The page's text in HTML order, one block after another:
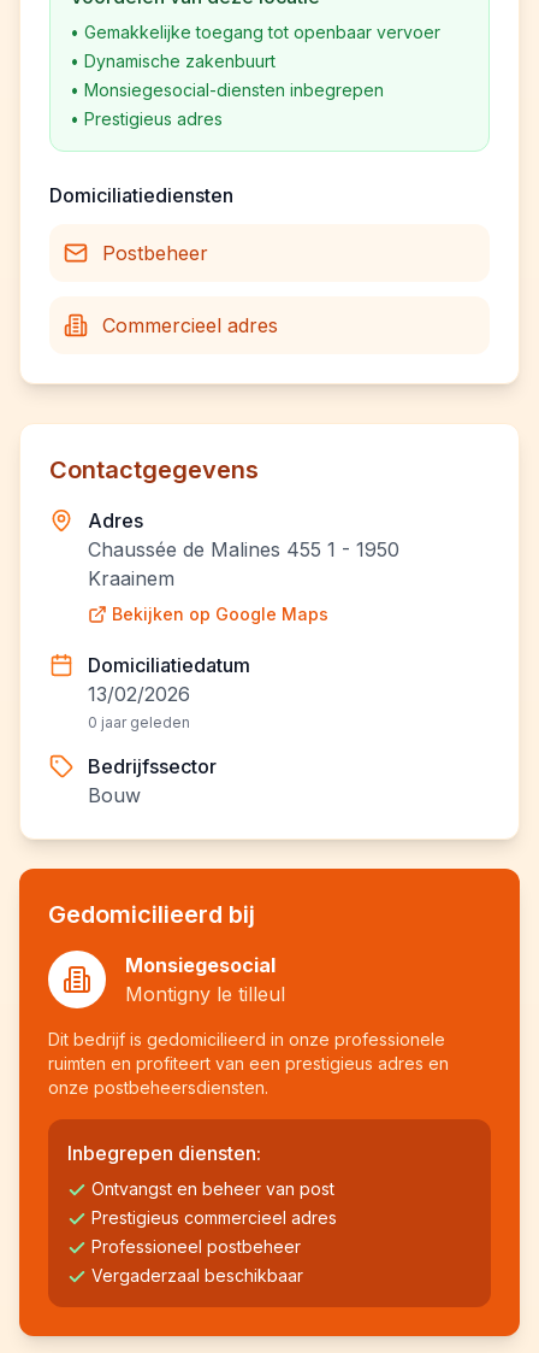
• Gemakkelijke toegang tot openbaar vervoer
• Dynamische zakenbuurt
• Monsiegesocial-diensten inbegrepen
• Prestigieus adres
Domiciliatiediensten
Postbeheer
Commercieel adres
Contactgegevens
Adres
Chaussée de Malines 455 1 - 1950
Kraainem
Bekijken op Google Maps
Domiciliatiedatum
13/02/2026
0 jaar geleden
Bedrijfssector
Bouw
Gedomicilieerd bij
Monsiegesocial
Montigny le tilleul
Dit bedrijf is gedomicilieerd in onze professionele
ruimten en profiteert van een prestigieus adres en
onze postbeheersdiensten.
Inbegrepen diensten:
Ontvangst en beheer van post
Prestigieus commercieel adres
Professioneel postbeheer
Vergaderzaal beschikbaar